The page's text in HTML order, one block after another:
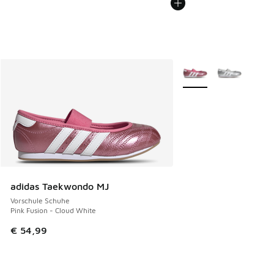
adidas Taekwondo MJ
Vorschule Schuhe
Pink Fusion - Cloud White
€ 54,99
Weitere Farben